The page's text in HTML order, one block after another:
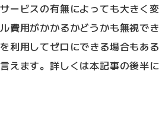
ービスの有無によっても大きく変
費用がかかるかどうかも無視でき
利用してゼロにできる場合もある
えます。詳しくは本記事の後半に